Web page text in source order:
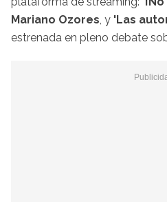
Mariano Ozores, y 'Las
estrenada en pleno debate